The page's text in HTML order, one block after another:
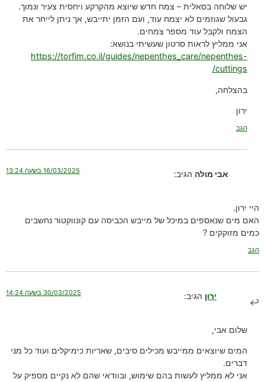
יש שלוחה בסאלית – צמח חדש שיוצא מהקרקע ויחסית צעיר ונמוך.
גבעול שגוזמים לא יצמח עוד, ועם הזמן יתייבש, אך ניתן לייחר את
הצמח ולקבל עוד מספר צמחים.
אני ממליץ לראות סרטון שעשיתי בנושא:
https://torfim.co.il/guides/nepenthes_care/nepenthes-
cuttings/
בהצלחה,
ירון
הגב
אבי מולה הגיב: 16/03/2025 בשעה 13:24
היי ירון.
האם מים שנאספים במיכל של מייבש הכביסה עם קונווקטור נחשבים
כמים מזוקקים ?
הגב
ירון הגיב: 30/03/2025 בשעה 14:24
שלום אבי,
המים שיוצאים ממייבש מכילים סיבים, שאריות כימיקלים ועוד כל מני
דברים.
אני לא ממליץ לעשות בהם שימוש, ובוודאי שהם לא נקיים מספיק על